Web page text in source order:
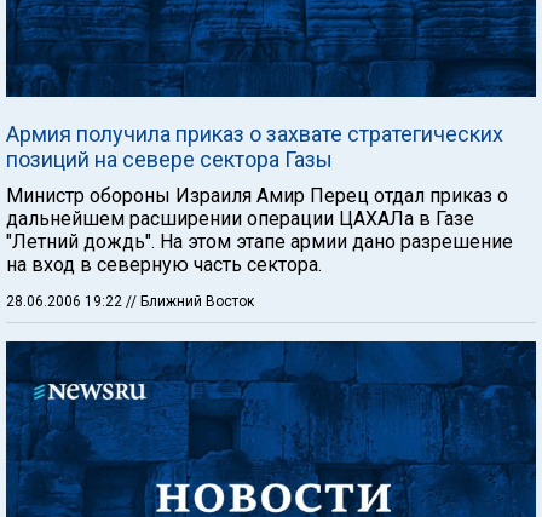
Армия получила приказ о захвате стратегических
позиций на севере сектора Газы
Министр обороны Израиля Амир Перец отдал приказ о
дальнейшем расширении операции ЦАХАЛа в Газе
"Летний дождь". На этом этапе армии дано разрешение
на вход в северную часть сектора.
28.06.2006 19:22 // Ближний Восток